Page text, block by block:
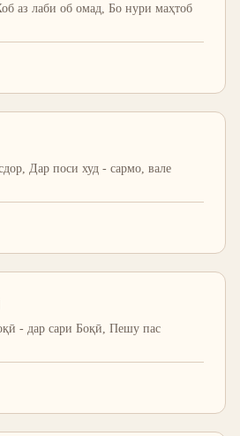
аз лаби об омад, Бо нури маҳтоб
Дар поси худ - сармо, вале
- дар сари Боқӣ, Пешу пас